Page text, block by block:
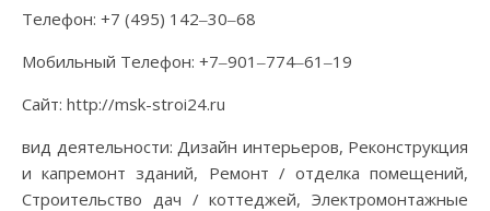
Телефон: +7 (495) 142‒30‒68
Мобильный Телефон: +7‒901‒774‒61‒19
Сайт: http://msk-stroi24.ru
вид деятельности: Дизайн интерьеров, Реконструкция
и капремонт зданий, Ремонт / отделка помещений,
Строительство дач / коттеджей, Электромонтажные